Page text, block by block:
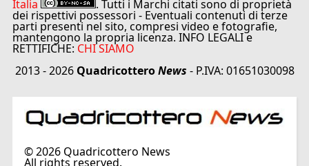
Italia . Tutti i Marchi citati sono di proprietà
dei rispettivi possessori - Eventuali contenuti di terze
parti presenti nel sito, compresi video e fotografie,
mantengono la propria licenza. INFO LEGALI e
RETTIFICHE: CHI SIAMO
2013 - 2026 QuadricotteroNews - P.IVA: 01651030098
©2026Quadricottero News
All rights reserved.